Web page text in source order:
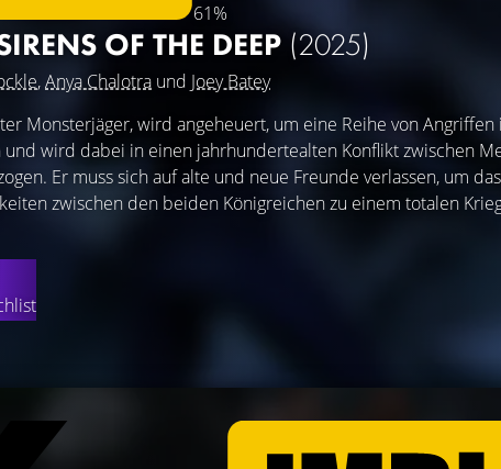
61%
OF THE DEEP (2025)
,Anya Chalotra und Joey Batey
Monsterjäger, wird angeheuert, um eine Reihe von Angriffen
wird dabei in einen jahrhundertealten Konflikt zwischen
Er muss sich auf alte und neue Freunde verlassen, um
zwischen den beiden Königreichen zu einem totalen